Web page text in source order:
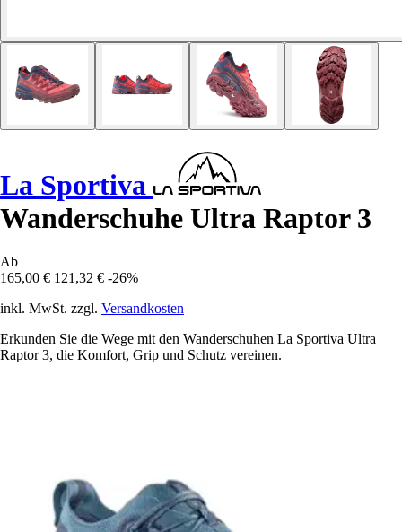
La Sportiva
Wanderschuhe Ultra Raptor 3
Ab
165,00 € 121,32 € -26%
inkl. MwSt. zzgl. Versandkosten
Erkunden Sie die Wege mit den Wanderschuhen La Sportiva Ultra
Raptor 3, die Komfort, Grip und Schutz vereinen.